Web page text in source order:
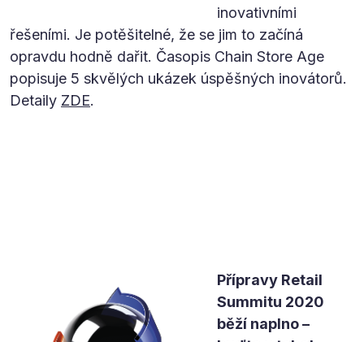
inovativními
řešeními. Je potěšitelné, že se jim to začíná
opravdu hodně dařit. Časopis Chain Store Age
popisuje 5 skvělých ukázek úspěšných inovátorů.
Detaily ZDE.
Přípravy Retail
Summitu 2020
běží naplno –